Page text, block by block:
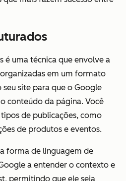
é uma técnica que envolve a
em um formato
site para que o Google
conteúdo da página. Você
de publicações, como
de produtos e eventos.
forma de linguagem de
a entender o contexto e
permitindo que ele seja